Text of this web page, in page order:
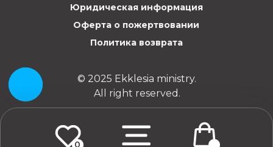
© 2025 Ekklesia ministry.
All right reserved.
Юридическая информация
Оферта о пожертвовании
Политика возврата